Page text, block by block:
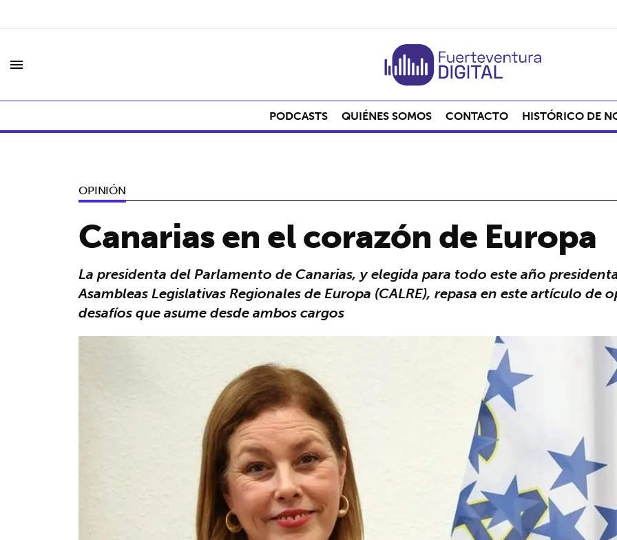
menu
PODCASTS QUIÉNES SOMOS CONTACTO HISTÓRICO DE
OPINIÓN
Canarias en el corazón de Europa
La presidenta del Parlamento de Canarias, y elegida para todo este año
Asambleas Legislativas Regionales de Europa (CALRE), repasa en este artículo de
desafíos que asume desde ambos cargos